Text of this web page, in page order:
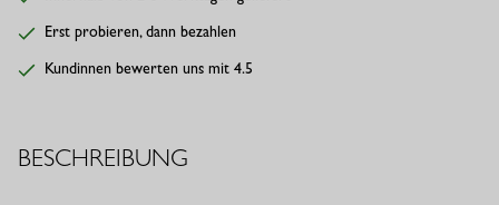
Erst probieren, dann bezahlen
Kundinnen bewerten uns mit 4.5
BESCHREIBUNG